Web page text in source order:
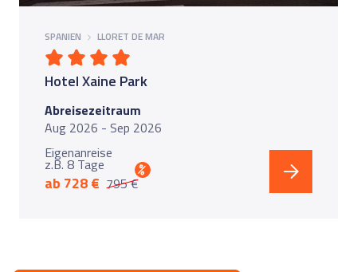
SPANIEN LLORET DE MAR
Hotel Xaine Park
Abreisezeitraum
Aug 2026 - Sep 2026
Eigenanreise
z.B. 8 Tage
ab 728 € 795 €
%